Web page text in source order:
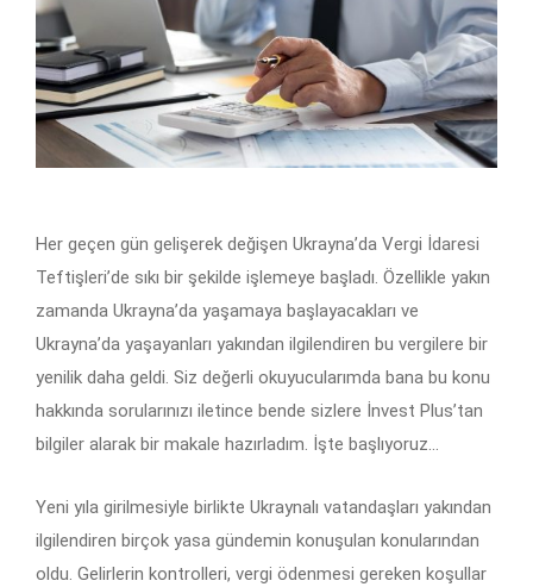
Her geçen gün gelişerek değişen Ukrayna’da Vergi İdaresi
Teftişleri’de sıkı bir şekilde işlemeye başladı. Özellikle yakın
zamanda Ukrayna’da yaşamaya başlayacakları ve
Ukrayna’da yaşayanları yakından ilgilendiren bu vergilere bir
yenilik daha geldi. Siz değerli okuyucularımda bana bu konu
hakkında sorularınızı iletince bende sizlere İnvest Plus’tan
bilgiler alarak bir makale hazırladım. İşte başlıyoruz…
Yeni yıla girilmesiyle birlikte Ukraynalı vatandaşları yakından
ilgilendiren birçok yasa gündemin konuşulan konularından
oldu. Gelirlerin kontrolleri, vergi ödenmesi gereken koşullar